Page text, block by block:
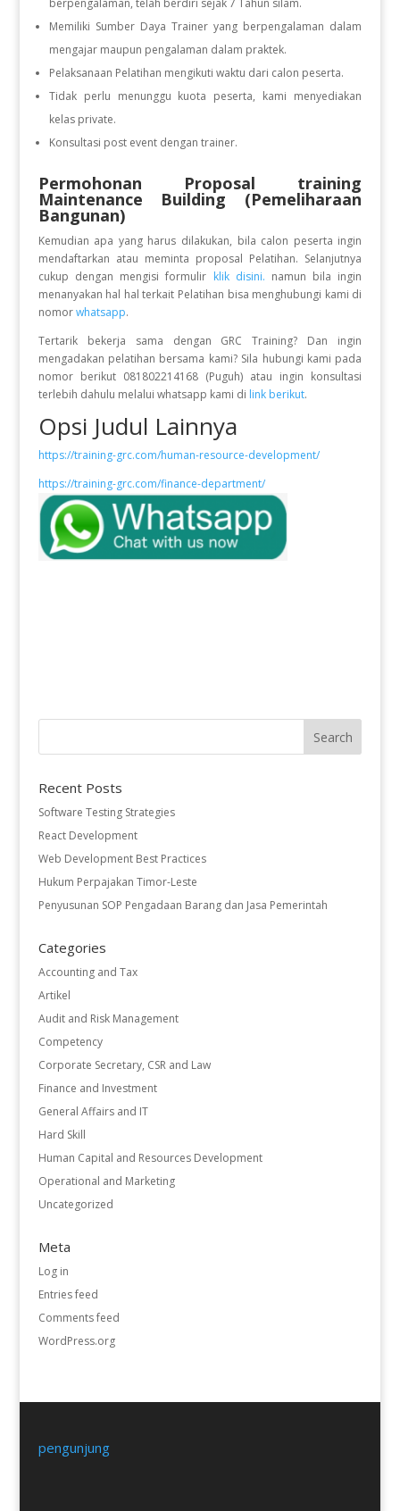
berpengalaman, telah berdiri sejak 7 Tahun silam.
Memiliki Sumber Daya Trainer yang berpengalaman dalam
mengajar maupun pengalaman dalam praktek.
Pelaksanaan Pelatihan mengikuti waktu dari calon peserta.
Tidak perlu menunggu kuota peserta, kami menyediakan
kelas private.
Konsultasi post event dengan trainer.
Permohonan Proposal training
Maintenance Building (Pemeliharaan
Bangunan)
Kemudian apa yang harus dilakukan, bila calon peserta ingin
mendaftarkan atau meminta proposal Pelatihan. Selanjutnya
cukup dengan mengisi formulir klik disini. namun bila ingin
menanyakan hal hal terkait Pelatihan bisa menghubungi kami di
nomor whatsapp.
Tertarik bekerja sama dengan GRC Training? Dan ingin
mengadakan pelatihan bersama kami? Sila hubungi kami pada
nomor berikut 081802214168 (Puguh) atau ingin konsultasi
terlebih dahulu melalui whatsapp kami di link berikut.
Opsi Judul Lainnya
https://training-grc.com/human-resource-development/
https://training-grc.com/finance-department/
Recent Posts
Software Testing Strategies
React Development
Web Development Best Practices
Hukum Perpajakan Timor-Leste
Penyusunan SOP Pengadaan Barang dan Jasa Pemerintah
Categories
Accounting and Tax
Artikel
Audit and Risk Management
Competency
Corporate Secretary, CSR and Law
Finance and Investment
General Affairs and IT
Hard Skill
Human Capital and Resources Development
Operational and Marketing
Uncategorized
Meta
Log in
Entries feed
Comments feed
WordPress.org
pengunjung